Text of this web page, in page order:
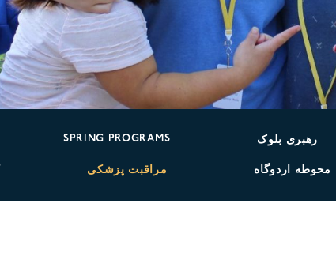
SPRING PROGRAMS رهبری بلوک
مراقبت پزشکی محوطه اردوگاه